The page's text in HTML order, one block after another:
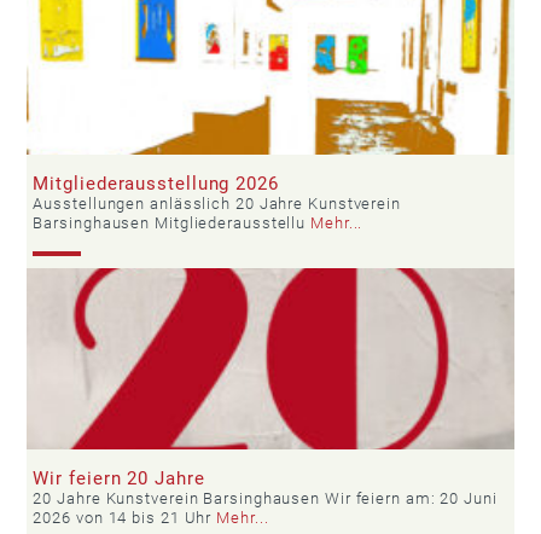
Mitgliederausstellung 2026
Ausstellungen anlässlich 20 Jahre Kunstverein
Barsinghausen Mitgliederausstellu Mehr...
Wir feiern 20 Jahre
20 Jahre Kunstverein Barsinghausen Wir feiern am: 20 Juni
2026 von 14 bis 21 Uhr Mehr...